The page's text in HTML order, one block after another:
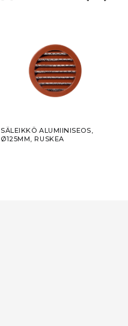
SÄLEIKKÖ ALUMIINISEOS,
Ø125MM, RUSKEA